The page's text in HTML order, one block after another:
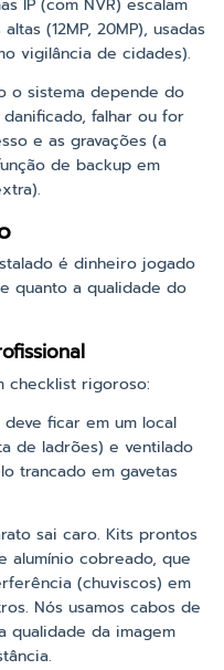
IP (com NVR) escalam
(12MP, 20MP), usadas
vigilância de cidades).
o sistema depende do
falhar ou for
e as gravações (a
de backup em
é dinheiro jogado
quanto a qualidade do
checklist rigoroso:
deve ficar em um local
de ladrões) e ventilado
trancado em gavetas
sai caro. Kits prontos
alumínio cobreado, que
(chuviscos) em
Nós usamos cabos de
qualidade da imagem